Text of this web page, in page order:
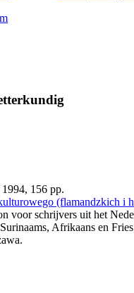
156 pp.
(flamandzkich i
voor schrijvers uit het
Afrikaans en